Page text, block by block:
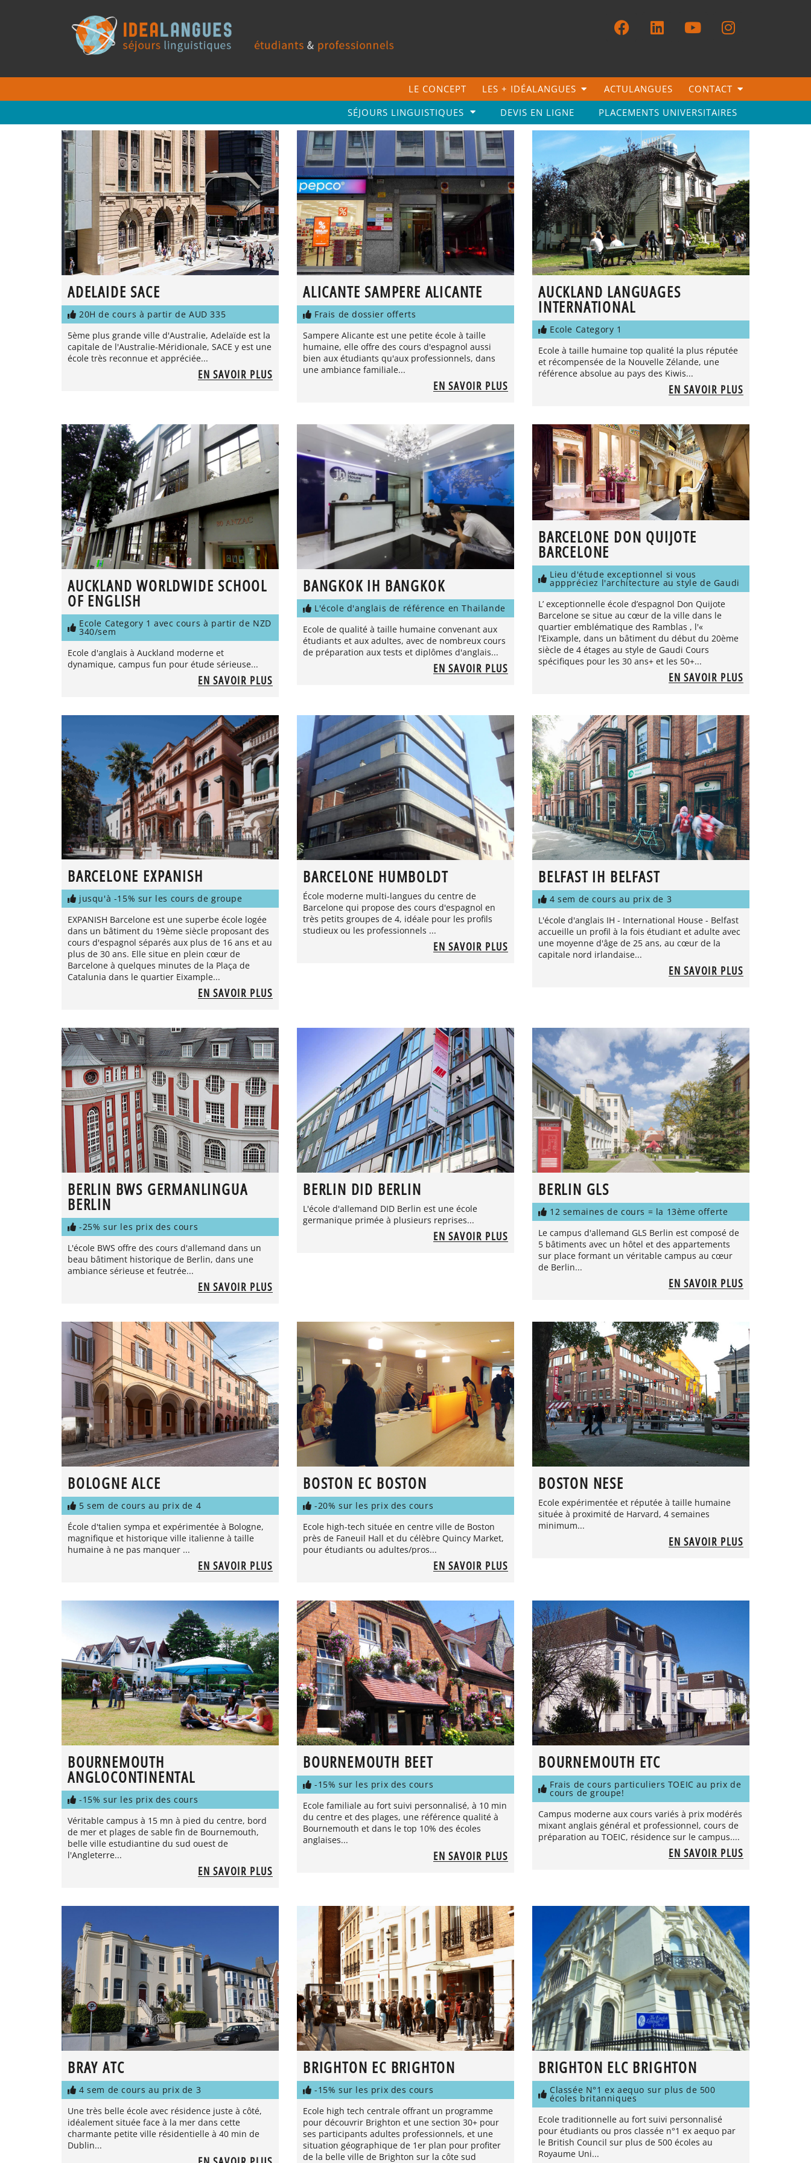
LE CONCEPT LES + IDÉALANGUES ACTULANGUES
CONTACT
SÉJOURS LINGUISTIQUES
DEVIS EN LIGNE PLACEMENTS UNIVERSITAIRES
ADELAIDE SACE
20H de cours à partir de AUD 335
5ème plus grande ville d'Australie, Adelaïde est la
capitale de l'Australie-Méridionale, SACE y est une
école très reconnue et appréciée...
EN SAVOIR PLUS
ALICANTE SAMPERE ALICANTE
Frais de dossier offerts
Sampere Alicante est une petite école à taille
humaine, elle offre des cours d'espagnol aussi
bien aux étudiants qu'aux professionnels, dans
une ambiance familiale...
EN SAVOIR PLUS
AUCKLAND LANGUAGES
INTERNATIONAL
Ecole Category 1
Ecole à taille humaine top qualité la plus réputée
et récompensée de la Nouvelle Zélande, une
référence absolue au pays des Kiwis...
EN SAVOIR PLUS
AUCKLAND WORLDWIDE SCHOOL
OF ENGLISH
Ecole Category 1 avec cours à partir de NZD
340/sem
Ecole d'anglais à Auckland moderne et
dynamique, campus fun pour étude sérieuse...
EN SAVOIR PLUS
BANGKOK IH BANGKOK
L'école d'anglais de référence en Thailande
Ecole de qualité à taille humaine convenant aux
étudiants et aux adultes, avec de nombreux cours
de préparation aux tests et diplômes d'anglais...
EN SAVOIR PLUS
BARCELONE DON QUIJOTE
BARCELONE
Lieu d'étude exceptionnel si vous
apppréciez l'architecture au style de Gaudi
L’ exceptionnelle école d’espagnol Don Quijote
Barcelone se situe au cœur de la ville dans le
quartier emblématique des Ramblas , l'«
l’Eixample, dans un bâtiment du début du 20ème
siècle de 4 étages au style de Gaudi Cours
spécifiques pour les 30 ans+ et les 50+...
EN SAVOIR PLUS
BARCELONE EXPANISH
jusqu'à -15% sur les cours de groupe
EXPANISH Barcelone est une superbe école logée
dans un bâtiment du 19ème siècle proposant des
cours d'espagnol séparés aux plus de 16 ans et au
plus de 30 ans. Elle situe en plein cœur de
Barcelone à quelques minutes de la Plaça de
Catalunia dans le quartier Eixample...
EN SAVOIR PLUS
BARCELONE HUMBOLDT
École moderne multi-langues du centre de
Barcelone qui propose des cours d'espagnol en
très petits groupes de 4, idéale pour les profils
studieux ou les professionnels ...
EN SAVOIR PLUS
BELFAST IH BELFAST
4 sem de cours au prix de 3
L'école d'anglais IH - International House - Belfast
accueille un profil à la fois étudiant et adulte avec
une moyenne d'âge de 25 ans, au cœur de la
capitale nord irlandaise...
EN SAVOIR PLUS
BERLIN BWS GERMANLINGUA
BERLIN
-25% sur les prix des cours
L'école BWS offre des cours d'allemand dans un
beau bâtiment historique de Berlin, dans une
ambiance sérieuse et feutrée...
EN SAVOIR PLUS
BERLIN DID BERLIN
L'école d'allemand DID Berlin est une école
germanique primée à plusieurs reprises...
EN SAVOIR PLUS
BERLIN GLS
12 semaines de cours = la 13ème offerte
Le campus d'allemand GLS Berlin est composé de
5 bâtiments avec un hôtel et des appartements
sur place formant un véritable campus au cœur
de Berlin...
EN SAVOIR PLUS
BOLOGNE ALCE
5 sem de cours au prix de 4
École d'talien sympa et expérimentée à Bologne,
magnifique et historique ville italienne à taille
humaine à ne pas manquer ...
EN SAVOIR PLUS
BOSTON EC BOSTON
-20% sur les prix des cours
Ecole high-tech située en centre ville de Boston
près de Faneuil Hall et du célèbre Quincy Market,
pour étudiants ou adultes/pros...
EN SAVOIR PLUS
BOSTON NESE
Ecole expérimentée et réputée à taille humaine
située à proximité de Harvard, 4 semaines
minimum...
EN SAVOIR PLUS
BOURNEMOUTH
ANGLOCONTINENTAL
-15% sur les prix des cours
Véritable campus à 15 mn à pied du centre, bord
de mer et plages de sable fin de Bournemouth,
belle ville estudiantine du sud ouest de
l'Angleterre...
EN SAVOIR PLUS
BOURNEMOUTH BEET
-15% sur les prix des cours
Ecole familiale au fort suivi personnalisé, à 10 min
du centre et des plages, une référence qualité à
Bournemouth et dans le top 10% des écoles
anglaises...
EN SAVOIR PLUS
BOURNEMOUTH ETC
Frais de cours particuliers TOEIC au prix de
cours de groupe!
Campus moderne aux cours variés à prix modérés
mixant anglais général et professionnel, cours de
préparation au TOEIC, résidence sur le campus....
EN SAVOIR PLUS
BRAY ATC
4 sem de cours au prix de 3
Une très belle école avec résidence juste à côté,
idéalement située face à la mer dans cette
charmante petite ville résidentielle à 40 min de
Dublin...
BRIGHTON EC BRIGHTON
-15% sur les prix des cours
Ecole high tech centrale offrant un programme
pour découvrir Brighton et une section 30+ pour
ses participants adultes professionnels, et une
situation géographique de 1er plan pour profiter
de la belle ville de Brighton sur la côte sud
BRIGHTON ELC BRIGHTON
Classée N°1 ex aequo sur plus de 500
écoles britanniques
Ecole traditionnelle au fort suivi personnalisé
pour étudiants ou pros classée n°1 ex aequo par
le British Council sur plus de 500 écoles au
Royaume Uni...